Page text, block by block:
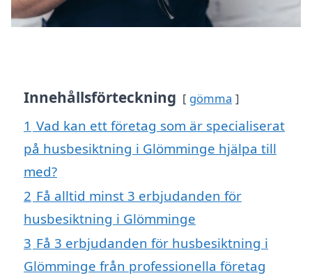
Innehållsförteckning gömma
1 Vad kan ett företag som är specialiserat
på husbesiktning i Glömminge hjälpa till
med?
2 Få alltid minst 3 erbjudanden för
husbesiktning i Glömminge
3 Få 3 erbjudanden för husbesiktning i
Glömminge från professionella företag